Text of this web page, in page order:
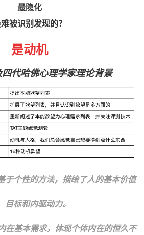
最隐化
被识别发现的？
是动机
代哈佛心理学家理论背景
于个性的方法，描绘了人的基本价值
目标和内驱动力。
在基本需求，体现个体内在的恒久不